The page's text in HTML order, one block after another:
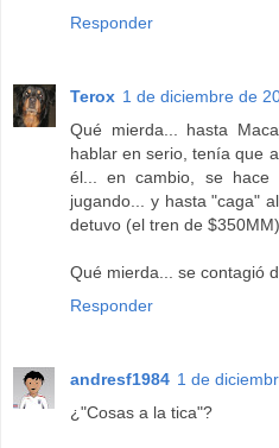
Responder
Terox 1 de diciembre de
Qué mierda... hasta
hablar en serio, tenía que
él... en cambio, se
jugando... y hasta "caga"
detuvo (el tren de $350MM).
Qué mierda... se contagió
Responder
andresf1984 1 de
¿"Cosas a la tica"?